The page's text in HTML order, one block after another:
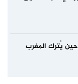
حين يُترك المغرب